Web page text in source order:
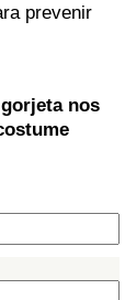
prevenir
nos